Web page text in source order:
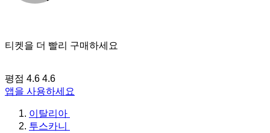
티켓을 더 빨리 구매하세요
평점 4.6 4.6
앱을 사용하세요
이탈리아
투스카니